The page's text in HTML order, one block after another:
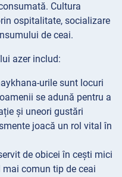
Cultura
ospitalitate, socializare
de ceai.
azer includ:
urile sunt locuri
se adună pentru a
și uneori gustări
joacă un rol vital în
de obicei în cești mici
comun tip de ceai